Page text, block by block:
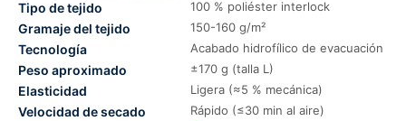
Tipo de tejido 100 % poliéster interlock
Gramaje del tejido 150-160 g/m²
Tecnología Acabado hidrofílico de evacuación
Peso aproximado ±170 g (talla L)
Elasticidad Ligera (≈5 % mecánica)
Velocidad de secado Rápido (≤30 min al aire)